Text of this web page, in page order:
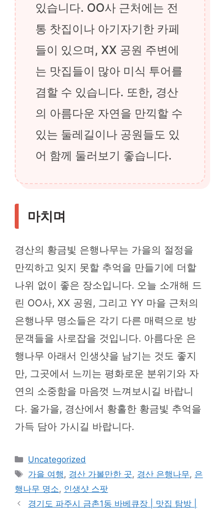
있습니다. OO사 근처에는 전
통 찻집이나 아기자기한 카페
들이 있으며, XX 공원 주변에
는 맛집들이 많아 미식 투어를
겸할 수 있습니다. 또한, 경산
의 아름다운 자연을 만끽할 수
있는 둘레길이나 공원들도 있
어 함께 둘러보기 좋습니다.
마치며
경산의 황금빛 은행나무는 가을의 절정을
만끽하고 잊지 못할 추억을 만들기에 더할
나위 없이 좋은 장소입니다. 오늘 소개해 드
린 OO사, XX 공원, 그리고 YY 마을 근처의
은행나무 명소들은 각기 다른 매력으로 방
문객들을 사로잡을 것입니다. 아름다운 은
행나무 아래서 인생샷을 남기는 것도 좋지
만, 그곳에서 느끼는 평화로운 분위기와 자
연의 소중함을 마음껏 느껴보시길 바랍니
다. 올가을, 경산에서 황홀한 황금빛 추억을
가득 담아 가시길 바랍니다.
카
테
고
리
Uncategorized
태
그
가을 여행 , 경산 가볼만한 곳, 경산 은행나무, 은
행나무 명소, 인생샷 스팟
경기도 파주시 금촌1동 바베큐장 | 맛집 탐방 |